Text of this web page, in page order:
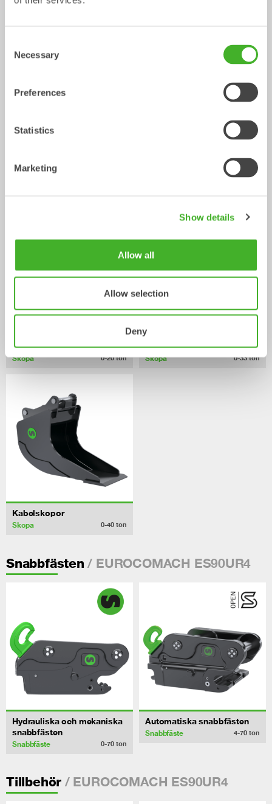
Selection
Necessary
Preferences
Statistics
Marketing
Show details
Allow all
Allow selection
Deny
Ribbskopor
Skopa 0-20ton
Grävskopor
Skopa 0-33ton
Kabelskopor
Skopa 0-40 ton
Snabbfästen / EUROCOMACH ES90UR4
Hydrauliska och mekaniska
snabbfästen
Snabbfäste 0-70 ton
Automatiska snabbfästen
Snabbfäste 4-70 ton
Tillbehör / EUROCOMACH ES90UR4